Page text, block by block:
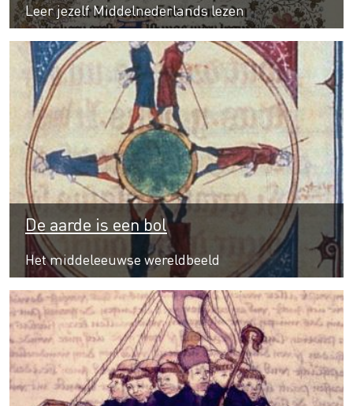
Leer jezelf Middelnederlands lezen
De aarde is een bol
Het middeleeuwse wereldbeeld